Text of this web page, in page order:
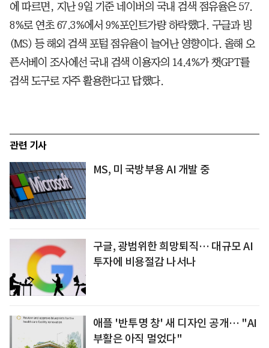
에 따르면, 지난 9일 기준 네이버의 국내 검색 점유율은 57.
8%로 연초 67.3%에서 9%포인트가량 하락했다. 구글과 빙
(MS) 등 해외 검색 포털 점유율이 늘어난 영향이다. 올해 오
픈서베이 조사에선 국내 검색 이용자의 14.4%가 챗GPT를
검색 도구로 자주 활용한다고 답했다.
관련 기사
MS, 미 국방부용 AI 개발 중
구글, 광범위한 희망퇴직… 대규모 AI
투자에 비용절감 나서나
애플 '반투명 창' 새 디자인 공개… "AI
부활은 아직 멀었다"